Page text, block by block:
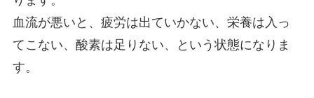
血流が悪いと、疲労は出ていかない、栄養は入っ
てこない、酸素は足りない、という状態になりま
す。